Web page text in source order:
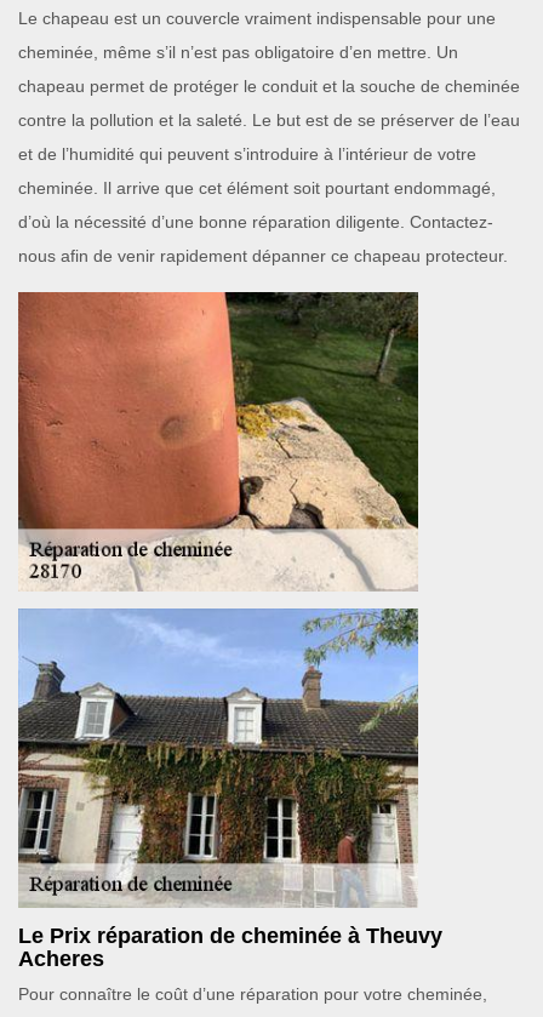
Le chapeau est un couvercle vraiment indispensable pour une
cheminée, même s’il n’est pas obligatoire d’en mettre. Un
chapeau permet de protéger le conduit et la souche de cheminée
contre la pollution et la saleté. Le but est de se préserver de l’eau
et de l’humidité qui peuvent s’introduire à l’intérieur de votre
cheminée. Il arrive que cet élément soit pourtant endommagé,
d’où la nécessité d’une bonne réparation diligente. Contactez-
nous afin de venir rapidement dépanner ce chapeau protecteur.
Le Prix réparation de cheminée à Theuvy
Acheres
Pour connaître le coût d’une réparation pour votre cheminée,